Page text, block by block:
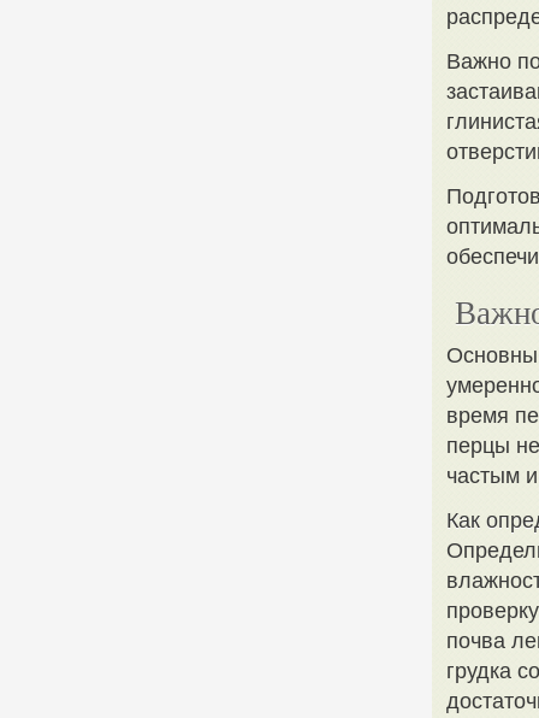
Важно
время
перцы
частым
Как
почва
грудка